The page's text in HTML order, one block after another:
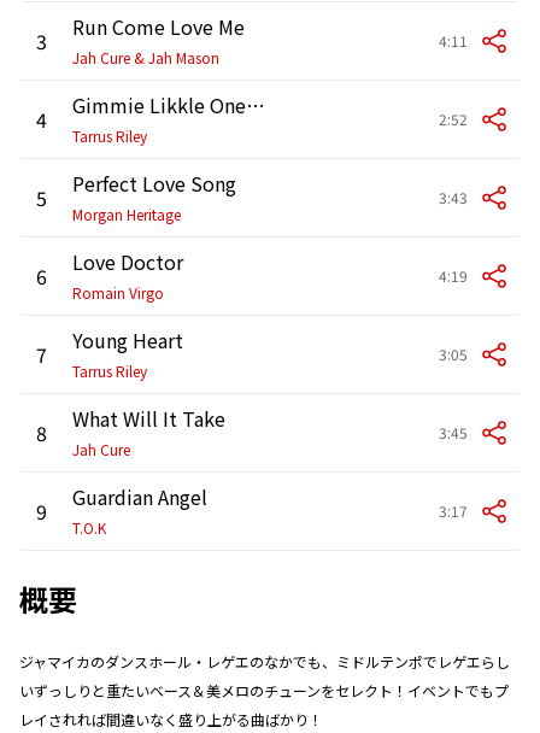
3 Run Come Love Me
Jah Cure & Jah Mason
4:11
4 Gimmie Likkle One Drop
Tarrus Riley
2:52
5 Perfect Love Song
Morgan Heritage
3:43
6 Love Doctor
Romain Virgo
4:19
7 Young Heart
Tarrus Riley
3:05
8 What Will It Take
Jah Cure
3:45
9 Guardian Angel
T.O.K
3:17
概要
ジャマイカのダンスホール・レゲエのなかでも、ミドルテンポでレゲエらし
いずっしりと重たいベース＆美メロのチューンをセレクト！イベントでもプ
レイされれば間違いなく盛り上がる曲ばかり！